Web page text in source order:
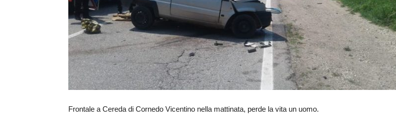
Frontale a Cereda di Cornedo Vicentino nella mattinata, perde la vita un uomo.